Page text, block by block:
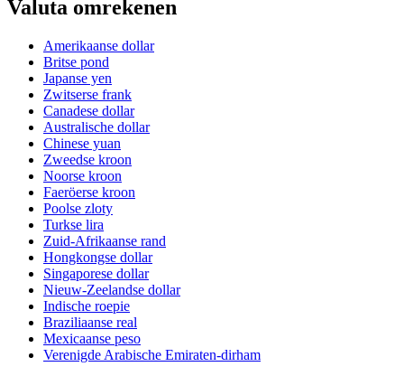
Valuta omrekenen
Amerikaanse dollar
Britse pond
Japanse yen
Zwitserse frank
Canadese dollar
Australische dollar
Chinese yuan
Zweedse kroon
Noorse kroon
Faeröerse kroon
Poolse zloty
Turkse lira
Zuid-Afrikaanse rand
Hongkongse dollar
Singaporese dollar
Nieuw-Zeelandse dollar
Indische roepie
Braziliaanse real
Mexicaanse peso
Verenigde Arabische Emiraten-dirham